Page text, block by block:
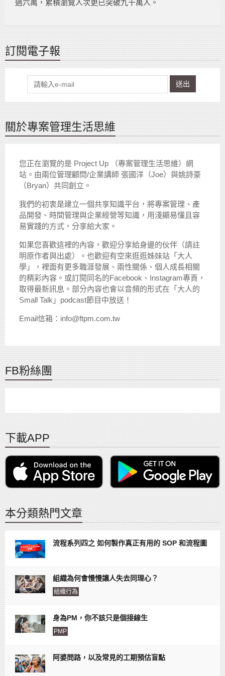
過六萬，累積瀏覽人次更已突破九千萬人。
訂閱電子報
送出
關於專案管理生活思維
您正在瀏覽的是 Project Up （專案管理生活思維）網
站。由兩位管理顧問/企業講師 張國洋（Joe）與姚詩豪
（Bryan）共同創立。
我們的初衷是建立一個共享知識平台，將專案管理、產
品開發、時間管理與企業經營等知識，用淺顯易懂且容
易實踐的方式，分享給大家。
如果您喜歡這裡的內容，歡迎分享給身邊的伙伴（請註
明原作者與出處）。也歡迎有空來逛逛姊妹站「大人
學」，裡面有更多職涯發展、兩性關係、個人成長相關
的精彩內容。或訂閱同名的Facebook、Instagram專頁，
取得最新訊息。部分內容也會以音頻的形式在「大人的
Small Talk」podcast節目中放送！
Email信箱：info@ftpm.com.tw
FB粉絲團
下載APP
本分類熱門文章
流程系列四之 如何製作真正有用的 SOP 和流程圖
組織為何會慢慢讓人失去同理心？
組織行為
身為PM，你不該只是個接線生
PMP
阿婆問路，以及常見的工期預估盲點